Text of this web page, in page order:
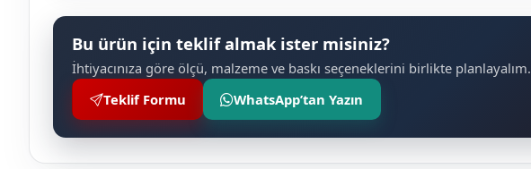
Bu ürün için teklif almak ister misiniz?
İhtiyacınıza göre ölçü, malzeme ve baskı seçeneklerini birlikte planlayalım.
Teklif Formu
WhatsApp’tan Yazın